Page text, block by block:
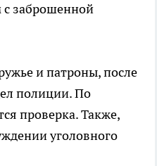
с заброшенной
и патроны, после
полиции. По
проверка. Также,
уголовного